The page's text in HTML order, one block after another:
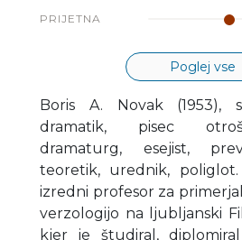
PRIJETNA
Poglej vse
Boris A. Novak (1953),
dramatik, pisec
dramaturg, esejist,
teoretik, urednik,
izredni profesor za
verzologijo na ljubljanski
kjer je študiral,